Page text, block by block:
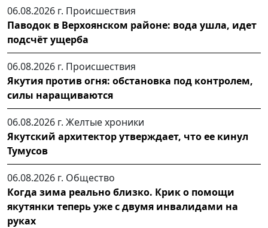
06.08.2026 г. Происшествия
Паводок в Верхоянском районе: вода ушла, идет
подсчёт ущерба
06.08.2026 г. Происшествия
Якутия против огня: обстановка под контролем,
силы наращиваются
06.08.2026 г. Желтые хроники
Якутский архитектор утверждает, что ее кинул
Тумусов
06.08.2026 г. Общество
Когда зима реально близко. Крик о помощи
якутянки теперь уже с двумя инвалидами на
руках